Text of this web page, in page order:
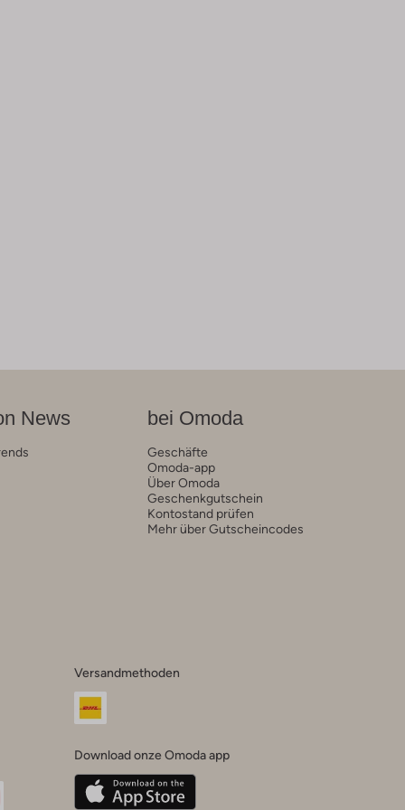
News bei Omoda
Geschäfte
Omoda-app
Über Omoda
Geschenkgutschein
Kontostand prüfen
Mehr über Gutscheincodes
Versandmethoden
Download onze Omoda app